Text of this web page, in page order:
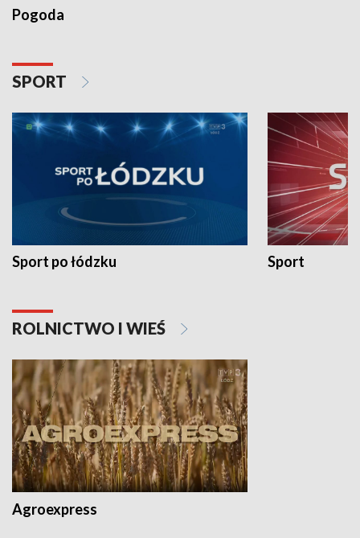
Pogoda
SPORT
Sport po łódzku Sport
ROLNICTWO I WIEŚ
Agroexpress